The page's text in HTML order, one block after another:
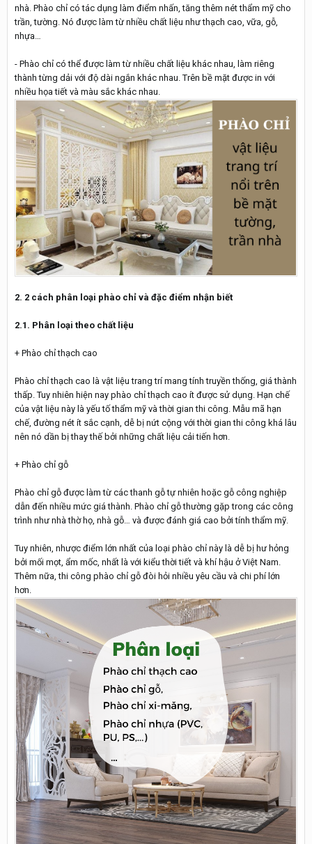
nhà. Phào chỉ có tác dụng làm điểm nhấn, tăng thêm nét thẩm mỹ cho
trần, tường. Nó được làm từ nhiều chất liệu như thạch cao, vữa, gỗ,
nhựa…
- Phào chỉ có thể được làm từ nhiều chất liệu khác nhau, làm riêng
thành từng dải với độ dài ngắn khác nhau. Trên bề mặt được in với
nhiều họa tiết và màu sắc khác nhau.
2. 2 cách phân loại phào chỉ và đặc điểm nhận biết
2.1. Phân loại theo chất liệu
+ Phào chỉ thạch cao
Phào chỉ thạch cao là vật liệu trang trí mang tính truyền thống, giá thành
thấp. Tuy nhiên hiện nay phào chỉ thạch cao ít được sử dụng. Hạn chế
của vật liệu này là yếu tố thẩm mỹ và thời gian thi công. Mẫu mã hạn
chế, đường nét ít sắc cạnh, dễ bị nứt cộng với thời gian thi công khá lâu
nên nó dần bị thay thế bởi những chất liệu cải tiến hơn.
+ Phào chỉ gỗ
Phào chỉ gỗ được làm từ các thanh gỗ tự nhiên hoặc gỗ công nghiệp
dẫn đến nhiều mức giá thành. Phào chỉ gỗ thường gặp trong các công
trình như nhà thờ họ, nhà gỗ… và được đánh giá cao bởi tính thẩm mỹ.
Tuy nhiên, nhược điểm lớn nhất của loại phào chỉ này là dễ bị hư hỏng
bởi mối mọt, ẩm mốc, nhất là với kiểu thời tiết và khí hậu ở Việt Nam.
Thêm nữa, thi công phào chỉ gỗ đòi hỏi nhiều yêu cầu và chi phí lớn
hơn.